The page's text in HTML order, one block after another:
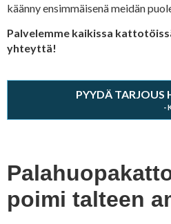
käänny ensimmäisenä meidän
Palvelemme kaikissa
yhteyttä!
PYYDÄ
poimi talteen